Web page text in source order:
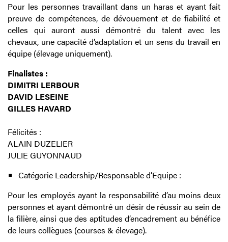
Pour les personnes travaillant dans un haras et ayant fait
preuve de compétences, de dévouement et de fiabilité et
celles qui auront aussi démontré du talent avec les
chevaux, une capacité d’adaptation et un sens du travail en
équipe (élevage uniquement).
Finalistes :
DIMITRI LERBOUR
DAVID LESEINE
GILLES HAVARD
Félicités :
ALAIN DUZELIER
JULIE GUYONNAUD
Catégorie Leadership/Responsable d’Equipe :
Pour les employés ayant la responsabilité d’au moins deux
personnes et ayant démontré un désir de réussir au sein de
la filière, ainsi que des aptitudes d’encadrement au bénéfice
de leurs collègues (courses & élevage).